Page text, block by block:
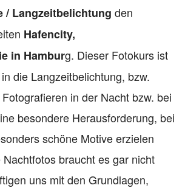
/ Langzeitbelichtung den
Hafencity,
in Hamburg. Dieser Fotokurs ist
die Langzeitbelichtung, bzw.
in der Nacht bzw. bei
besondere Herausforderung, bei
schöne Motive erzielen
braucht es gar nicht
uns mit den Grundlagen,